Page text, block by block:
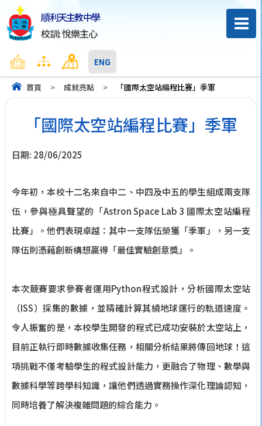
順利天主教中學
校訓: 悅樂主心
主頁 網頁地圖 聯絡我們
ENG
首頁 > 成就亮點 > 「國際太空站編程比賽」季軍
「國際太空站編程比賽」季軍
日期: 28/06/2025
今年初，本校十二名來自中二、中四及中五的學生組成兩支隊
伍，參與極具聲望的「Astron Space Lab 3 國際太空站編程
比賽」。他們表現卓越：其中一支隊伍榮獲「季軍」，另一支
隊伍則憑藉創新構想贏得「最佳實驗創意獎」。
本次競賽要求參賽者運用Python程式設計，分析國際太空站
（ISS）採集的數據，並精確計算其繞地球運行的軌道速度。
令人振奮的是，本校學生開發的程式已成功安裝於太空站上，
目前正執行即時數據收集任務，相關分析結果將傳回地球！這
項挑戰不僅考驗學生的程式設計能力，更融合了物理、數學與
數據科學等跨學科知識，讓他們透過實務操作深化理論認知，
同時培養了解決複雜問題的綜合能力。